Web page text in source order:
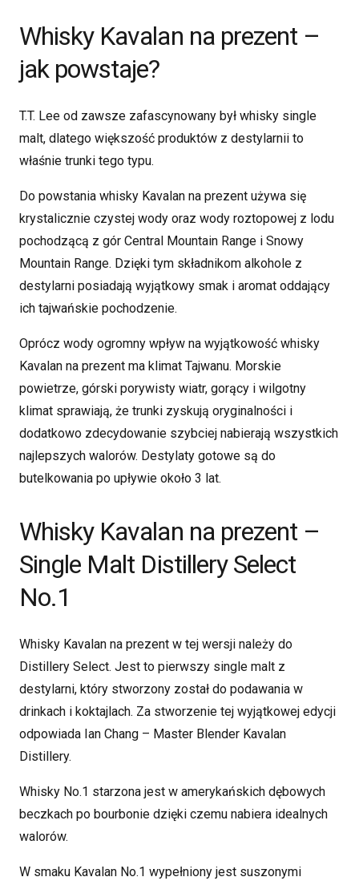
Whisky Kavalan na prezent –
jak powstaje?
T.T. Lee od zawsze zafascynowany był whisky single
malt, dlatego większość produktów z destylarnii to
właśnie trunki tego typu.
Do powstania whisky Kavalan na prezent używa się
krystalicznie czystej wody oraz wody roztopowej z lodu
pochodzącą z gór Central Mountain Range i Snowy
Mountain Range. Dzięki tym składnikom alkohole z
destylarni posiadają wyjątkowy smak i aromat oddający
ich tajwańskie pochodzenie.
Oprócz wody ogromny wpływ na wyjątkowość whisky
Kavalan na prezent ma klimat Tajwanu. Morskie
powietrze, górski porywisty wiatr, gorący i wilgotny
klimat sprawiają, że trunki zyskują oryginalności i
dodatkowo zdecydowanie szybciej nabierają wszystkich
najlepszych walorów. Destylaty gotowe są do
butelkowania po upływie około 3 lat.
Whisky Kavalan na prezent –
Single Malt Distillery Select
No.1
Whisky Kavalan na prezent w tej wersji należy do
Distillery Select. Jest to pierwszy single malt z
destylarni, który stworzony został do podawania w
drinkach i koktajlach. Za stworzenie tej wyjątkowej edycji
odpowiada Ian Chang – Master Blender Kavalan
Distillery.
Whisky No.1 starzona jest w amerykańskich dębowych
beczkach po bourbonie dzięki czemu nabiera idealnych
walorów.
W smaku Kavalan No.1 wypełniony jest suszonymi